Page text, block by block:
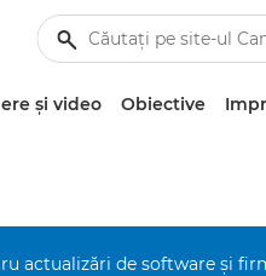
şi video Obiective
actualizări de software şi